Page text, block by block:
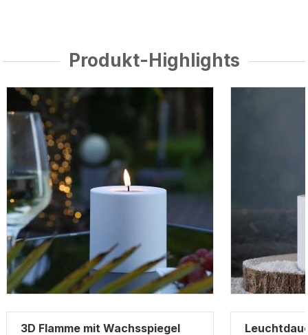
Produkt-Highlights
3D Flamme mit Wachsspiegel